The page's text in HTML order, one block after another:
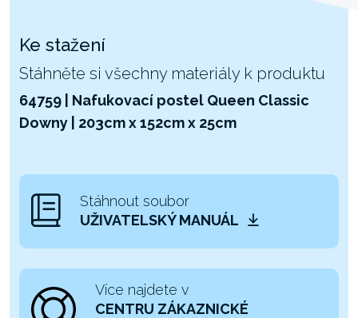
Ke stažení
Stáhněte si všechny materiály k produktu
64759 | Nafukovací postel Queen Classic
Downy | 203cm x 152cm x 25cm
Stáhnout soubor
UŽIVATELSKÝ MANUÁL
Více najdete v
CENTRU ZÁKAZNICKÉ